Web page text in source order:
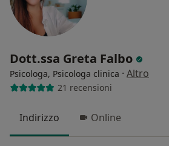
Dott.ssa Greta Falbo
Psicologa, Psicologa clinica · Altro
21 recensioni
Indirizzo Online